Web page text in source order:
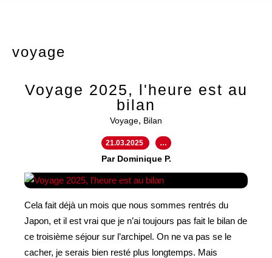
voyage
Voyage 2025, l'heure est au
bilan
Voyage, Bilan
21.03.2025 …
Par Dominique P.
Cela fait déjà un mois que nous sommes rentrés du
Japon, et il est vrai que je n’ai toujours pas fait le bilan de
ce troisième séjour sur l’archipel. On ne va pas se le
cacher, je serais bien resté plus longtemps. Mais